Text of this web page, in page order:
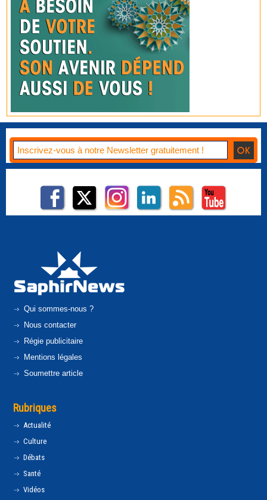
Qui sommes-nous ?
Nous contacter
Régie publicitaire
Mentions légales
Soumettre article
Rubriques
Actualité
Culture
Débats
Santé
Vidéos